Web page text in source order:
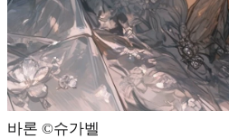
바론 ©️슈가벨